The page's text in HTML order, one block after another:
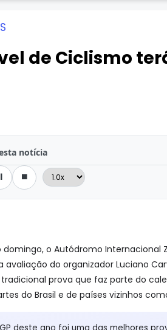
de Ciclismo
notícia
⏹
domingo, o Autódromo Internacional
avaliação do organizador Luciano
prova que faz parte do
do Brasil e de países vizinhos